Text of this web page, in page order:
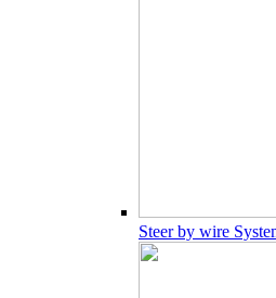
Steer by wire